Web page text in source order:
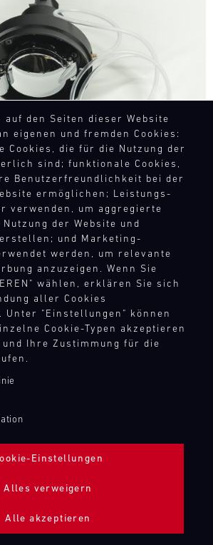
auf den Seiten dieser Website
eigenen und fremden Cookies:
Cookies, die für die Nutzung der
sind; funktionale Cookies,
Benutzerfreundlichkeit bei der
ermöglichen; Leistungs-
verwenden, um aggregierte
der Website und
und Marketing-
werden, um relevante
anzuzeigen. Wenn Sie
wählen, erklären Sie sich
aller Cookies
Unter "Einstellungen" können
Cookie-Typen akzeptieren
Ihre Zustimmung für die
Einstellungen
Alles verweigern
Alle akzeptieren
ZAPFPISTOLE